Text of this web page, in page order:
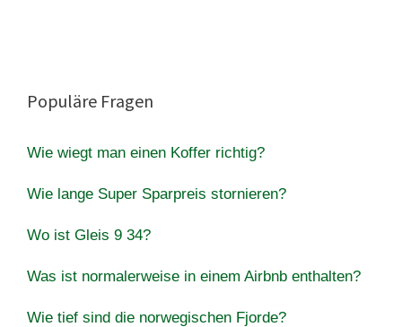
Populäre Fragen
Wie wiegt man einen Koffer richtig?
Wie lange Super Sparpreis stornieren?
Wo ist Gleis 9 34?
Was ist normalerweise in einem Airbnb enthalten?
Wie tief sind die norwegischen Fjorde?